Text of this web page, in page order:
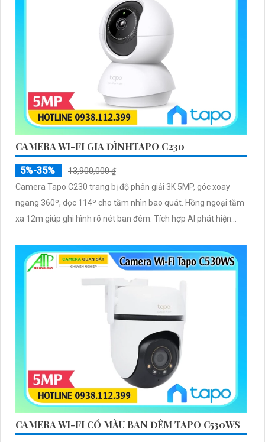
CAMERA WI-FI GIA ĐÌNHTAPO C230
5%-35%
13,900,000 ₫
Camera Tapo C230 trang bị độ phân giải 3K 5MP, góc xoay
ngang 360º, dọc 114º cho tầm nhìn bao quát. Hồng ngoại tầm
xa 12m giúp ghi hình rõ nét ban đêm. Tích hợp AI phát hiện...
CAMERA WI-FI CÓ MÀU BAN ĐÊM TAPO C530WS